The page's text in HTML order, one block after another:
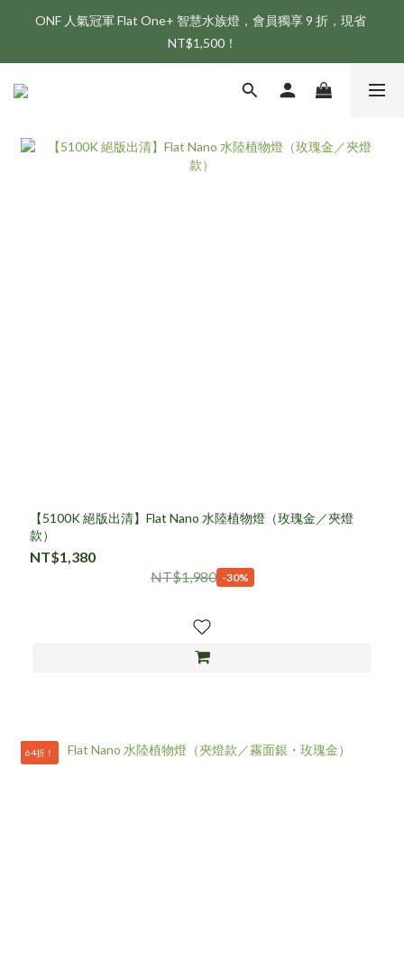
新會員享首購折 $100 優惠，立即點我註冊！！
ONF 人氣冠軍 Flat One+ 智慧水族燈，會員獨享 9 折，現省
新會員享首購折 $100 優惠，立即點我註冊！！
【5100K 絕版出清】Flat Nano 水陸植物燈（玫瑰金／夾燈
款）
NT$1,380
NT$1,980 -30%
64折！